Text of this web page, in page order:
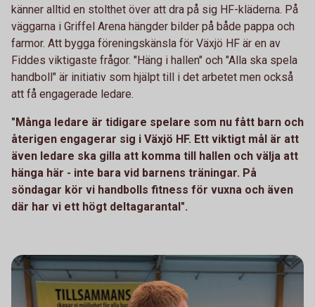
känner alltid en stolthet över att dra på sig HF-kläderna. På
väggarna i Griffel Arena hängder bilder på både pappa och
farmor. Att bygga föreningskänsla för Växjö HF är en av
Fiddes viktigaste frågor. "Häng i hallen" och "Alla ska spela
handboll" är initiativ som hjälpt till i det arbetet men också
att få engagerade ledare.
"Många ledare är tidigare spelare som nu fått barn och
återigen engagerar sig i Växjö HF. Ett viktigt mål är att
även ledare ska gilla att komma till hallen och välja att
hänga här - inte bara vid barnens träningar. På
söndagar kör vi handbolls fitness för vuxna och även
där har vi ett högt deltagarantal".